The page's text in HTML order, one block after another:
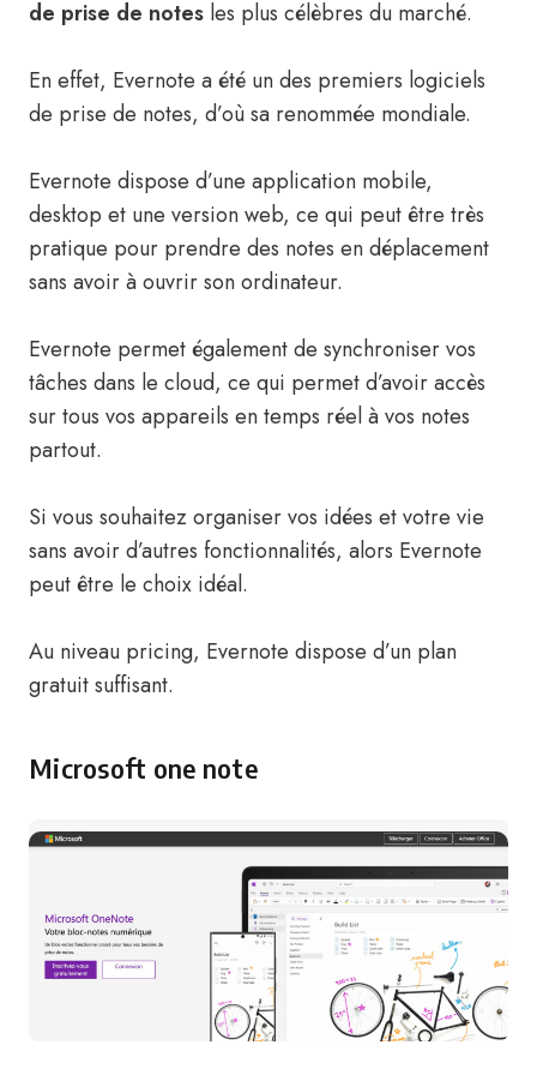
de prise de notes les plus célèbres du marché.
En effet, Evernote a été un des premiers logiciels
de prise de notes, d’où sa renommée mondiale.
Evernote dispose d’une application mobile,
desktop et une version web, ce qui peut être très
pratique pour prendre des notes en déplacement
sans avoir à ouvrir son ordinateur.
Evernote permet également de synchroniser vos
tâches dans le cloud, ce qui permet d’avoir accès
sur tous vos appareils en temps réel à vos notes
partout.
Si vous souhaitez organiser vos idées et votre vie
sans avoir d’autres fonctionnalités, alors Evernote
peut être le choix idéal.
Au niveau pricing, Evernote dispose d’un plan
gratuit suffisant.
Microsoft one note